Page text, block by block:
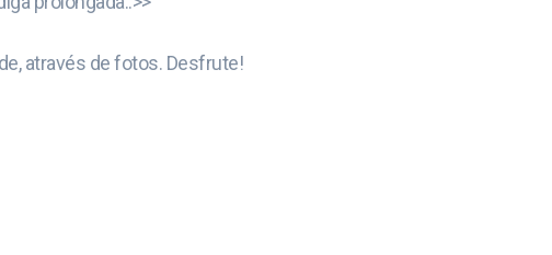
através de fotos. Desfrute!